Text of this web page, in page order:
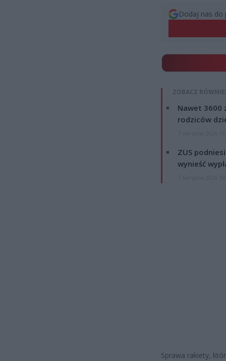
Dodaj nas do
ZOBACZ
Nawet 3600
rodziców
ZUS
wynieść
Sprawa rakiety,